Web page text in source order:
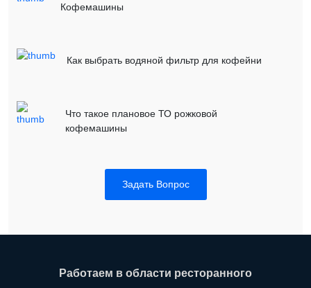
Кофемашины
Как выбрать водяной фильтр для кофейни
Что такое плановое ТО рожковой
кофемашины
Задать Вопрос
Работаем в области ресторанного